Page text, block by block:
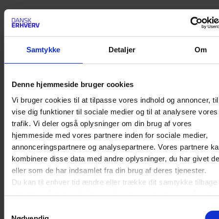
Samtykke Detaljer Om
Denne hjemmeside bruger cookies
Vi bruger cookies til at tilpasse vores indhold og annoncer,
vise dig funktioner til sociale medier og til at analysere vores
trafik. Vi deler også oplysninger om din brug af vores
hjemmeside med vores partnere inden for sociale medier,
annonceringspartnere og analysepartnere. Vores partnere
kombinere disse data med andre oplysninger, du har givet
eller som de har indsamlet fra din brug af deres tjenester.
Du kan til enhver tid ændre eller trække dit samtykke tilbage
at trykke på det runde ikon nederst i venstre hjørne på
Se mere om denye regler for produktsikkerhed
på Sikkerhedsstyrelsens hjemmeside.
SENESTE NYT OM DETAILHANDEL
Forbud mod destruktion af usolgte tekstiler
er nu trådt i kraft
Ny bekymrende rekord: Flere butikstyverier
end nogensinde før på et halvt år